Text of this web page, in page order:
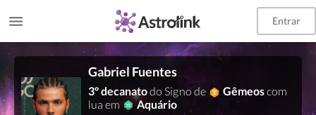
Entrar
Gabriel Fuentes
3º decanatodo Signo de Gêmeoscom
lua em
Aquário